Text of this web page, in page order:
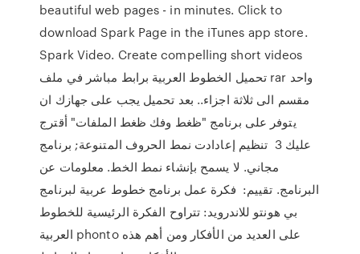
beautiful web pages - in minutes. Click to
download Spark Page in the iTunes app store.
Spark Video. Create compelling short videos
تحميل الخطوط العربية برابط مباشر في ملف rar واحد
مقسم الى ثلاثة اجزاء.. بعد تحميل يجب على جهازك ان
يتوفر على برنامج "ظغط وفك ظغط الملفات" أقترج
عليك 3 تنظيم إعادادت نمط الحروف المتنوعة; برنامج
مجاني. لا يسمح بإنشاء نمط الخط. معلومات عن
البرنامج. تقييم: فكرة عمل برنامج خطوط عربية لبرنامج
بي هونتو للاندرويد: تتراوح الفكرة الرئيسية للخطوط
العربية phonto على العديد من الأفكار ومن أهم هذه